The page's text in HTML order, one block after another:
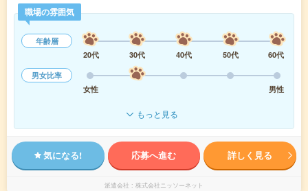
職場の雰囲気
年齢層
20代
30代 40代 50代
60代
男女比率
女性
男性
もっと見る
気になる! 応募へ進む 詳しく見る
派遣会社 株式会社ニッソーネット